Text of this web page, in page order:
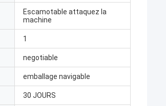
Escamotable attaquez la
machine
1
negotiable
emballage navigable
30 JOURS